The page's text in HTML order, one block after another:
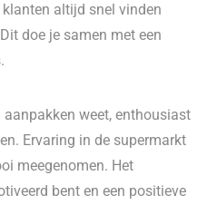
altijd snel vinden
doe je samen met een
weet, enthousiast
Ervaring in de supermarkt
meegenomen. Het
bent en een positieve